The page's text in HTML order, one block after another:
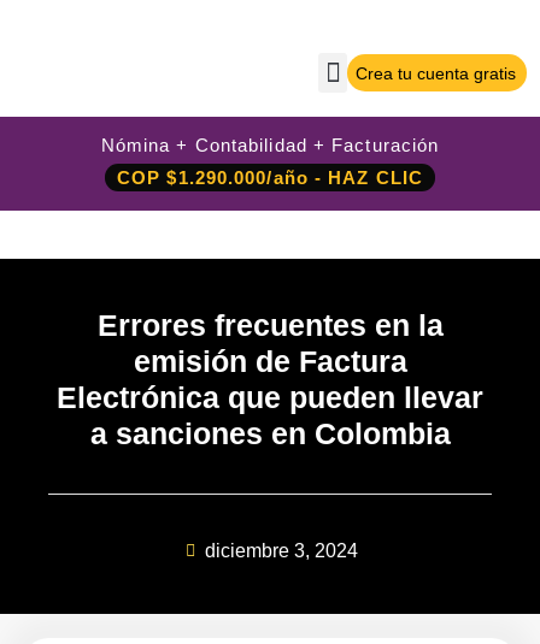
Crea tu cuenta gratis
Nómina + Contabilidad + Facturación
COP $1.290.000/año - HAZ CLIC
Errores frecuentes en la
emisión de Factura
Electrónica que pueden llevar
a sanciones en Colombia
diciembre 3, 2024